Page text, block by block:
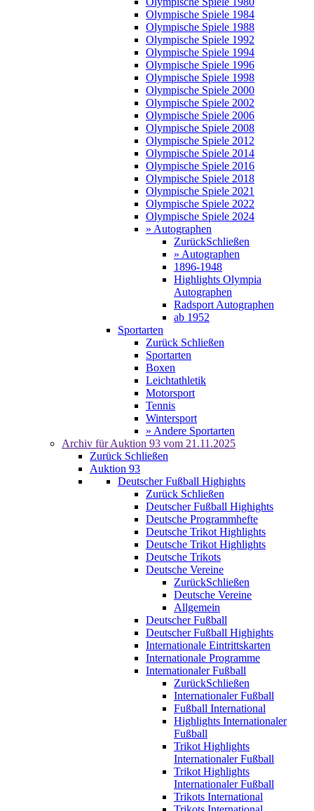
Olympische Spiele 1984
Olympische Spiele 1988
Olympische Spiele 1992
Olympische Spiele 1994
Olympische Spiele 1996
Olympische Spiele 1998
Olympische Spiele 2000
Olympische Spiele 2002
Olympische Spiele 2006
Olympische Spiele 2008
Olympische Spiele 2012
Olympische Spiele 2014
Olympische Spiele 2016
Olympische Spiele 2018
Olympische Spiele 2021
Olympische Spiele 2022
Olympische Spiele 2024
» Autographen
ZurückSchließen
» Autographen
1896-1948
Highlights Olympia
Autographen
Radsport Autographen
ab 1952
Sportarten
Zurück Schließen
Sportarten
Boxen
Leichtathletik
Motorsport
Tennis
Wintersport
» Andere Sportarten
Archiv für Auktion 93 vom 21.11.2025
Zurück Schließen
Auktion 93
Deutscher Fußball Highights
Zurück Schließen
Deutscher Fußball Highights
Deutsche Programmhefte
Deutsche Trikot Highlights
Deutsche Trikot Highlights
Deutsche Trikots
Deutsche Vereine
ZurückSchließen
Deutsche Vereine
Allgemein
Deutscher Fußball
Deutscher Fußball Highights
Internationale Eintrittskarten
Internationale Programme
Internationaler Fußball
ZurückSchließen
Internationaler Fußball
Fußball International
Highlights Internationaler
Fußball
Trikot Highlights
Internationaler Fußball
Trikot Highlights
Internationaler Fußball
Trikots International